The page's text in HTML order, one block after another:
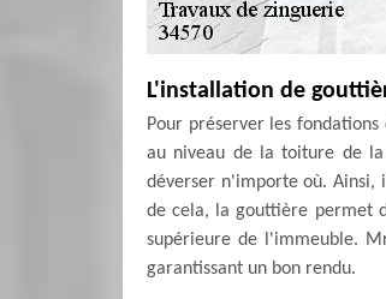
L'installation de
Pour préserver les
au niveau de la toiture de
déverser n'importe où. Ainsi,
de cela, la gouttière permet
supérieure de l'immeuble.
garantissant un bon rendu.